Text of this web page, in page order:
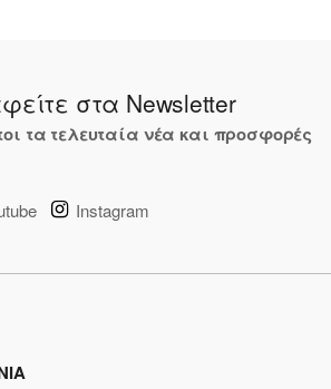
στα Newsletter
τα τελευταία νέα και προσφορές
Instagram